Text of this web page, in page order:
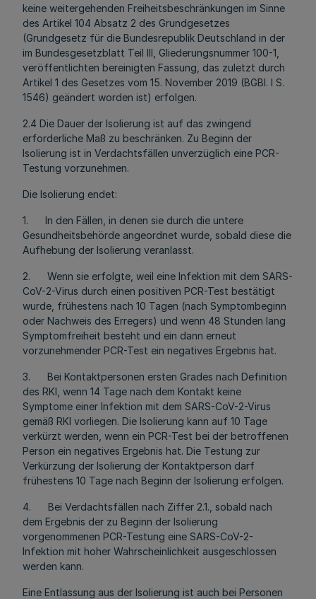
keine weitergehenden Freiheitsbeschränkungen im Sinne
des Artikel 104 Absatz 2 des Grundgesetzes
(Grundgesetz für die Bundesrepublik Deutschland in der
im Bundesgesetzblatt Teil III, Gliederungsnummer 100-1,
veröffentlichten bereinigten Fassung, das zuletzt durch
Artikel 1 des Gesetzes vom 15. November 2019 (BGBl. I S.
1546) geändert worden ist) erfolgen.
2.4 Die Dauer der Isolierung ist auf das zwingend
erforderliche Maß zu beschränken. Zu Beginn der
Isolierung ist in Verdachtsfällen unverzüglich eine PCR-
Testung vorzunehmen.
Die Isolierung endet:
1. In den Fällen, in denen sie durch die untere
Gesundheitsbehörde angeordnet wurde, sobald diese die
Aufhebung der Isolierung veranlasst.
2. Wenn sie erfolgte, weil eine Infektion mit dem SARS-
CoV-2-Virus durch einen positiven PCR-Test bestätigt
wurde, frühestens nach 10 Tagen (nach Symptombeginn
oder Nachweis des Erregers) und wenn 48 Stunden lang
Symptomfreiheit besteht und ein dann erneut
vorzunehmender PCR-Test ein negatives Ergebnis hat.
3. Bei Kontaktpersonen ersten Grades nach Definition
des RKI, wenn 14 Tage nach dem Kontakt keine
Symptome einer Infektion mit dem SARS-CoV-2-Virus
gemäß RKI vorliegen. Die Isolierung kann auf 10 Tage
verkürzt werden, wenn ein PCR-Test bei der betroffenen
Person ein negatives Ergebnis hat. Die Testung zur
Verkürzung der Isolierung der Kontaktperson darf
frühestens 10 Tage nach Beginn der Isolierung erfolgen.
4. Bei Verdachtsfällen nach Ziffer 2.1., sobald nach
dem Ergebnis der zu Beginn der Isolierung
vorgenommenen PCR-Testung eine SARS-CoV-2-
Infektion mit hoher Wahrscheinlichkeit ausgeschlossen
werden kann.
Eine Entlassung aus der Isolierung ist auch bei Personen